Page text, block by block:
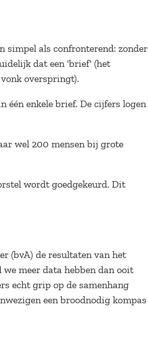
simpel als confronterend: zonder
dat een 'brief' (het
overspringt).
één enkele brief. De cijfers logen
wel 200 mensen bij grote
wordt goedgekeurd. Dit
(bvA) de resultaten van het
meer data hebben dan ooit
echt grip op de samenhang
een broodnodig kompas